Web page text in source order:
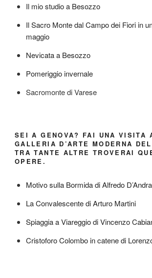
Il mio studio a Besozzo
Il Sacro Monte dal Campo dei Fiori in
maggio
Nevicata a Besozzo
Pomeriggio invernale
Sacromonte di Varese
SEI A GENOVA? FAI UNA VISITA
GALLERIA D’ARTE MODERNA
TRA TANTE ALTRE TROVERAI
OPERE.
Motivo sulla Bormida di Alfredo
La Convalescente di Arturo Martini
Spiaggia a Viareggio di Vincenzo
Cristoforo Colombo in catene di